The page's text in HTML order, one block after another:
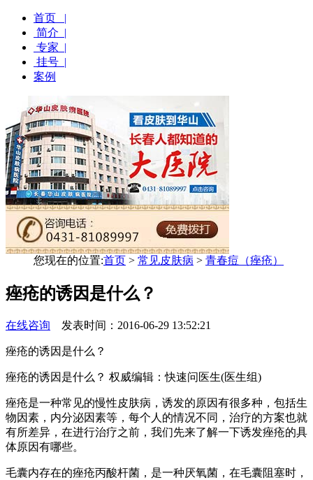
首页 |
简介 |
专家 |
挂号 |
案例
您现在的位置:首页 > 常见皮肤病 > 青春痘（痤疮）
痤疮的诱因是什么？
在线咨询 发表时间：2016-06-29 13:52:21
痤疮的诱因是什么？
痤疮的诱因是什么？ 权威编辑：快速问医生(医生组)
痤疮是一种常见的慢性皮肤病，诱发的原因有很多种，包括生
物因素，内分泌因素等，每个人的情况不同，治疗的方案也就
有所差异，在进行治疗之前，我们先来了解一下诱发痤疮的具
体原因有哪些。
毛囊内存在的痤疮丙酸杆菌，是一种厌氧菌，在毛囊阻塞时，